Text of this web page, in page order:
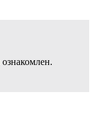
ознакомлен.